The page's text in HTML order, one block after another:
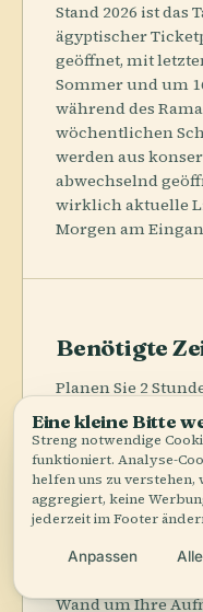
Stand 2026 ist
ägyptischer
geöffnet, mit
Sommer und um
während des
wöchentlichen
werden aus
abwechselnd
wirklich aktuelle
Morgen am
Benötigte
Planen Sie 2
meisten
Standardgräber,
und dann wieder
Eilige Besucher
aber 2,5 bis 4
Premium-Gräber
Tutanchamun
Gänge hasten
Wand um Ihre
Eine kleine Bitte
Streng notwendige
funktioniert. Analyse-
helfen uns zu
aggregiert, keine
jederzeit im Footer
Anpassen